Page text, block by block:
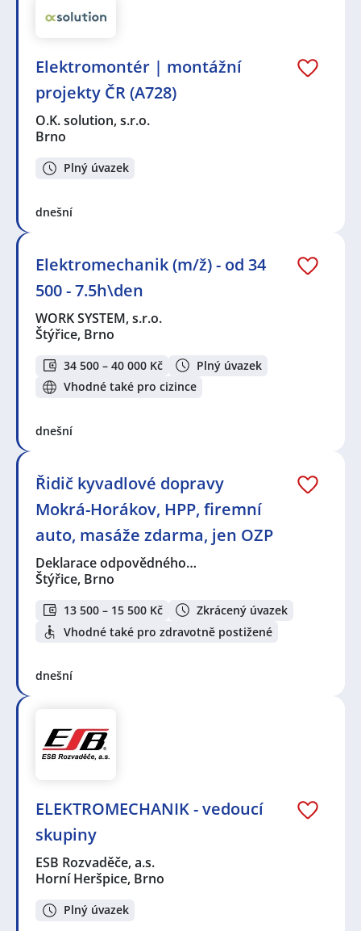
Elektromontér | montážní
projekty ČR (A728)
O.K. solution, s.r.o.
Brno
Plný úvazek
dnešní
Elektromechanik (m/ž) - od 34
500 - 7.5h\den
WORK SYSTEM, s.r.o.
Štýřice, Brno
34 500 – 40 000 Kč
Plný úvazek
Vhodné také pro cizince
dnešní
Řidič kyvadlové dopravy
Mokrá-Horákov, HPP, firemní
auto, masáže zdarma, jen OZP
Deklarace odpovědného…
Štýřice, Brno
13 500 – 15 500 Kč
Zkrácený úvazek
Vhodné také pro zdravotně postižené
dnešní
ELEKTROMECHANIK - vedoucí
skupiny
ESB Rozvaděče, a.s.
Horní Heršpice, Brno
Plný úvazek